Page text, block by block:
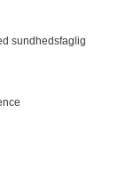
sundhedsfaglig